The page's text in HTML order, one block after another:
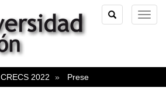
TOGGLE
SEARCH
CRECS 2022 Prese